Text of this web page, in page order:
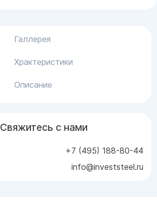
Галлерея
Храктеристики
Описание
Свяжитесь с нами
+7 (495) 188-80-44
info@investsteel.ru